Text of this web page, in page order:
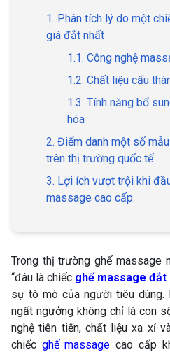
1. Phân tích lý do một
giá đắt nhất
1.1. Công nghệ
1.2. Chất liệu cấu
1.3. Tính năng bổ
hóa
2. Điểm danh một số
trên thị trường quốc tế
3. Lợi ích vượt trội khi
massage cao cấp
Trong thị trường ghế massage
“đâu là chiếc ghế massage đắt
sự tò mò của người tiêu
ngất ngưởng không chỉ là con
nghệ tiên tiến, chất liệu xa xỉ
chiếc ghế massage cao cấp